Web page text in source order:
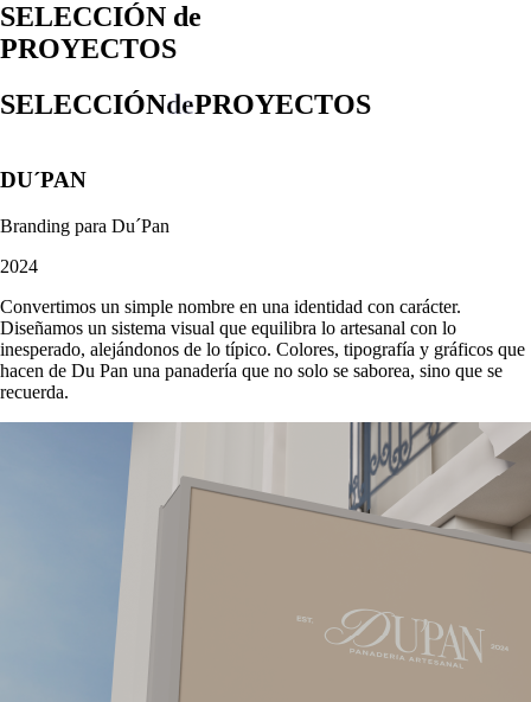
SELECCIÓN de
PROYECTOS
SELECCIÓNdePROYECTOS
DU´PAN
Branding para Du´Pan
2024
Convertimos un simple nombre en una identidad con carácter.
Diseñamos un sistema visual que equilibra lo artesanal con lo
inesperado, alejándonos de lo típico. Colores, tipografía y gráficos que
hacen de Du Pan una panadería que no solo se saborea, sino que se
recuerda.